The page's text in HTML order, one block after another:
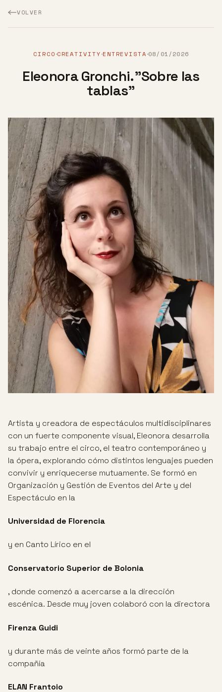
VOLVER
CIRCO·CREATIVITY·ENTREVISTA·08/01/2026
Eleonora Gronchi."Sobre las
tablas"
Artista y creadora de espectáculos multidisciplinares
con un fuerte componente visual, Eleonora desarrolla
su trabajo entre el circo, el teatro contemporáneo y
la ópera, explorando cómo distintos lenguajes pueden
convivir y enriquecerse mutuamente. Se formó en
Organización y Gestión de Eventos del Arte y del
Espectáculo en la
Universidad de Florencia
y en Canto Lírico en el
Conservatorio Superior de Bolonia
, donde comenzó a acercarse a la dirección
escénica. Desde muy joven colaboró con la directora
Firenza Guidi
y durante más de veinte años formó parte de la
compañía
ELAN Frantoio